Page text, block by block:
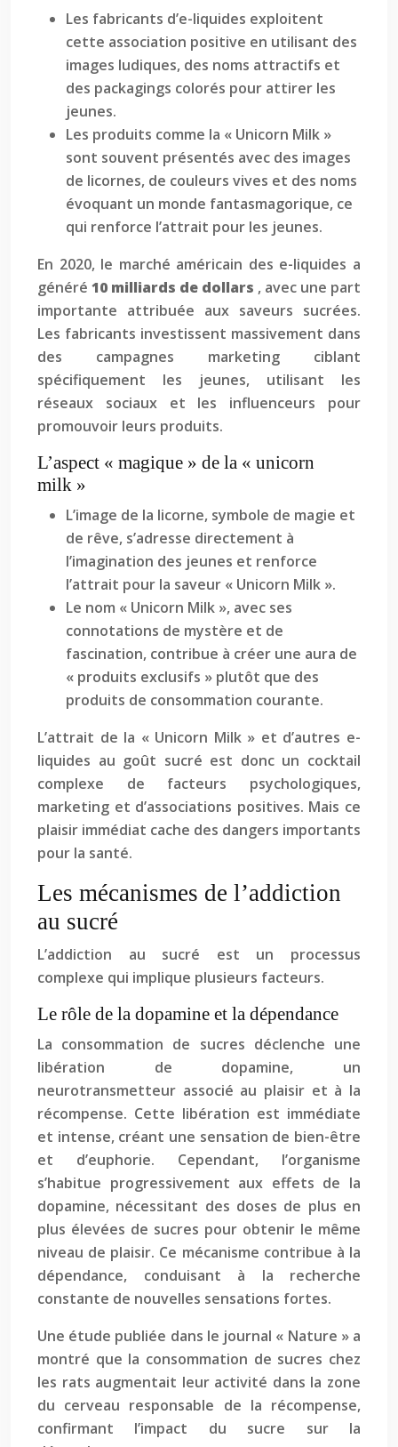
Les fabricants d’e-liquides exploitent
cette association positive en utilisant des
images ludiques, des noms attractifs et
des packagings colorés pour attirer les
jeunes.
Les produits comme la « Unicorn Milk »
sont souvent présentés avec des images
de licornes, de couleurs vives et des noms
évoquant un monde fantasmagorique, ce
qui renforce l’attrait pour les jeunes.
En 2020, le marché américain des e-liquides a
généré 10 milliards de dollars , avec une part
importante attribuée aux saveurs sucrées.
Les fabricants investissent massivement dans
des campagnes marketing ciblant
spécifiquement les jeunes, utilisant les
réseaux sociaux et les influenceurs pour
promouvoir leurs produits.
L’aspect « magique » de la « unicorn
milk »
L’image de la licorne, symbole de magie et
de rêve, s’adresse directement à
l’imagination des jeunes et renforce
l’attrait pour la saveur « Unicorn Milk ».
Le nom « Unicorn Milk », avec ses
connotations de mystère et de
fascination, contribue à créer une aura de
« produits exclusifs » plutôt que des
produits de consommation courante.
L’attrait de la « Unicorn Milk » et d’autres e-
liquides au goût sucré est donc un cocktail
complexe de facteurs psychologiques,
marketing et d’associations positives. Mais ce
plaisir immédiat cache des dangers importants
pour la santé.
Les mécanismes de l’addiction
au sucré
L’addiction au sucré est un processus
complexe qui implique plusieurs facteurs.
Le rôle de la dopamine et la dépendance
La consommation de sucres déclenche une
libération de dopamine, un
neurotransmetteur associé au plaisir et à la
récompense. Cette libération est immédiate
et intense, créant une sensation de bien-être
et d’euphorie. Cependant, l’organisme
s’habitue progressivement aux effets de la
dopamine, nécessitant des doses de plus en
plus élevées de sucres pour obtenir le même
niveau de plaisir. Ce mécanisme contribue à la
dépendance, conduisant à la recherche
constante de nouvelles sensations fortes.
Une étude publiée dans le journal « Nature » a
montré que la consommation de sucres chez
les rats augmentait leur activité dans la zone
du cerveau responsable de la récompense,
confirmant l’impact du sucre sur la